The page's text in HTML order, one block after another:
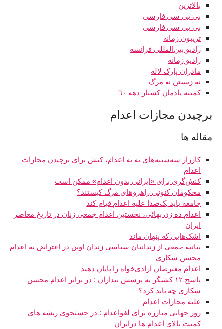
بالاترین
بی بی سی فارسی
بی بی سی فارسی
تریبون زمانه
رادیو بین‌المللی فرانسه
رادیو زمانه
مادران پارک لاله
نه زیستن نه مرگ
کميته يادمان کشتار دهه ٦٠
برچیدن مجازات اعدام
مقاله ها
کارزار سه‌شنبه‌های نه به اعدام، کنش برای برچیدن مجازات
اعدام
کنش‌گری برای «ایرانی بدون اعدام» ممکن است
محکومان کنونی راهروهای مرگ کیستند؟
جامعه باید یک‌صدا علیه اعدام قیام کند
اعدام ده زن بهائی، نخستین اعدام جمعی زنان در تاریخ معاصر
ایران
اشک‌هایی که پنهان ماند
بیانیه جمعی از زندانیان سیاسی زندان اوین در اعتراض به اعدام
محسن شکاری
اعدام معترضان آزادی‌خواه را پایان دهید
پاسخ ۱۲ کنشگر به پرسش بیداران : در برابر اعدام محسن
شکاری چه باید کرد؟
علیه مجازات اعدام
روز جهانی مبارزه برای لغواعدام : در جستجوی ریشه های
کمیت بالای اعدام ها درایران